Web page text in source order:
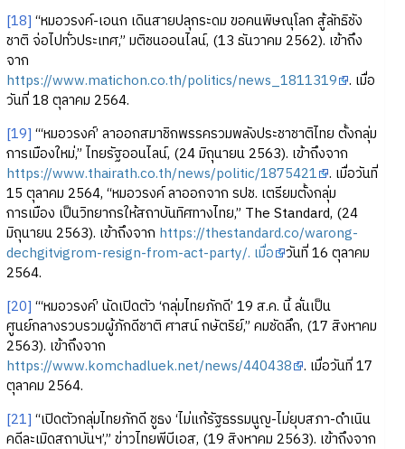
[18] “หมอวรงค์-เอนก เดินสายปลุกระดม ขอคนพิษณุโลก สู้ลัทธิชัง
ชาติ จ่อไปทั่วประเทศ,” มติชนออนไลน์, (13 ธันวาคม 2562). เข้าถึง
จาก
https://www.matichon.co.th/politics/news_1811319 . เมื่อ
วันที่ 18 ตุลาคม 2564.
[19] “‘หมอวรงค์’ ลาออกสมาชิกพรรครวมพลังประชาชาติไทย ตั้งกลุ่ม
การเมืองใหม่,” ไทยรัฐออนไลน์, (24 มิถุนายน 2563). เข้าถึงจาก
https://www.thairath.co.th/news/politic/1875421 . เมื่อวันที่
15 ตุลาคม 2564, “หมอวรงค์ ลาออกจาก รปช. เตรียมตั้งกลุ่ม
การเมือง เป็นวิทยากรให้สถาบันทิศทางไทย,” The Standard, (24
มิถุนายน 2563). เข้าถึงจาก https://thestandard.co/warong-
dechgitvigrom-resign-from-act-party/. เมื่อ วันที่ 16 ตุลาคม
2564.
[20] “‘หมอวรงค์’ นัดเปิดตัว ‘กลุ่มไทยภักดี’ 19 ส.ค. นี้ ลั่นเป็น
ศูนย์กลางรวบรวมผู้ภักดีชาติ ศาสน์ กษัตริย์,” คมชัดลึก, (17 สิงหาคม
2563). เข้าถึงจาก
https://www.komchadluek.net/news/440438 . เมื่อวันที่ 17
ตุลาคม 2564.
[21] “เปิดตัวกลุ่มไทยภักดี ชูธง ‘ไม่แก้รัฐธรรมนูญ-ไม่ยุบสภา-ดำเนิน
คดีละเมิดสถาบันฯ’,” ข่าวไทยพีบีเอส, (19 สิงหาคม 2563). เข้าถึงจาก